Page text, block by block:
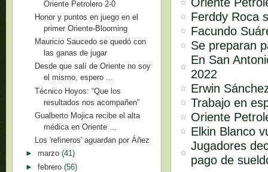
Ferddy Roca
Facundo
Se preparan
En San
2022
Erwin
Trabajo en
Oriente
Elkin Blanco
Jugadores
pago de
Oriente Petrolero 2-0
Honor y puntos en juego en el
primer Oriente-Blooming
Mauricio Saucedo se quedó con
las ganas de jugar
Desde que salí de Oriente no soy
el mismo, espero ...
Técnico Hoyos: “Que los
resultados nos acompañen”
Gualberto Mojica recibe el alta
médica en Oriente ...
Los 'refineros' aguardan por Áñez
► marzo (41)
► febrero (56)